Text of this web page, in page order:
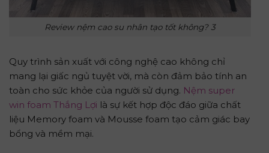
Review nệm cao su nhân tạo tốt không? 3
Quy trình sản xuất với công nghệ cao không chỉ
mang lại giấc ngủ tuyệt vời, mà còn đảm bảo tính an
toàn cho sức khỏe của người sử dụng. Nệm super
win foam Thắng Lợi là sự kết hợp độc đáo giữa chất
liệu Memory foam và Mousse foam tạo cảm giác bay
bổng và mềm mại.